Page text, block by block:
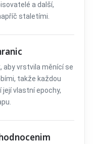
a další,
staletími.
vrstvila měnící se
takže každou
vlastní epochy,